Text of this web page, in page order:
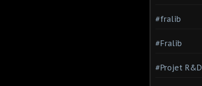
#fralib
#Fralib
#Projet R&D